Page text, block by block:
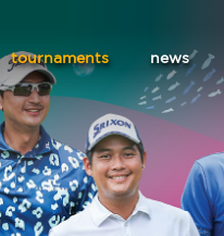
tournaments news